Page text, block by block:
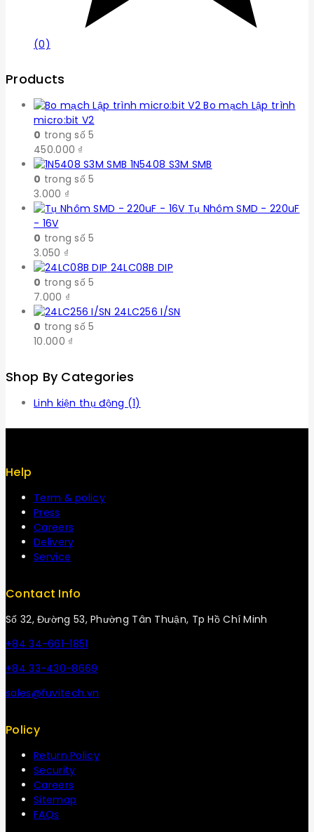
(0)
Products
Bo mạch Lập trình
micro:bit V2
0 trong số 5
450.000 ₫
1N5408 S3M SMB
0 trong số 5
3.000 ₫
Tụ Nhôm SMD - 220uF
- 16V
0 trong số 5
3.050 ₫
24LC08B DIP
0 trong số 5
7.000 ₫
24LC256 I/SN
0 trong số 5
10.000 ₫
Shop By Categories
Linh kiện thụ động (1)
Help
Term & policy
Press
Careers
Delivery
Service
Contact Info
Số 32, Đường 53, Phường Tân Thuận, Tp Hồ Chí Minh
+84 34-661-1851
+84 33-430-8669
sales@fuvitech.vn
Policy
Return Policy
Security
Careers
Sitemap
FAQs